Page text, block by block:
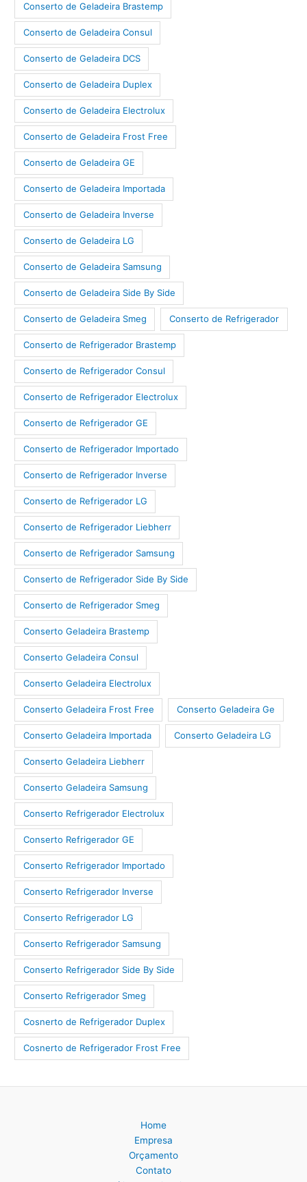
Conserto de Geladeira Brastemp
Conserto de Geladeira Consul
Conserto de Geladeira DCS
Conserto de Geladeira Duplex
Conserto de Geladeira Electrolux
Conserto de Geladeira Frost Free
Conserto de Geladeira GE
Conserto de Geladeira Importada
Conserto de Geladeira Inverse
Conserto de Geladeira LG
Conserto de Geladeira Samsung
Conserto de Geladeira Side By Side
Conserto de Geladeira Smeg Conserto de Refrigerador
Conserto de Refrigerador Brastemp
Conserto de Refrigerador Consul
Conserto de Refrigerador Electrolux
Conserto de Refrigerador GE
Conserto de Refrigerador Importado
Conserto de Refrigerador Inverse
Conserto de Refrigerador LG
Conserto de Refrigerador Liebherr
Conserto de Refrigerador Samsung
Conserto de Refrigerador Side By Side
Conserto de Refrigerador Smeg
Conserto Geladeira Brastemp
Conserto Geladeira Consul
Conserto Geladeira Electrolux
Conserto Geladeira Frost Free Conserto Geladeira Ge
Conserto Geladeira Importada Conserto Geladeira LG
Conserto Geladeira Liebherr
Conserto Geladeira Samsung
Conserto Refrigerador Electrolux
Conserto Refrigerador GE
Conserto Refrigerador Importado
Conserto Refrigerador Inverse
Conserto Refrigerador LG
Conserto Refrigerador Samsung
Conserto Refrigerador Side By Side
Conserto Refrigerador Smeg
Cosnerto de Refrigerador Duplex
Cosnerto de Refrigerador Frost Free
Home
Empresa
Orçamento
Contato